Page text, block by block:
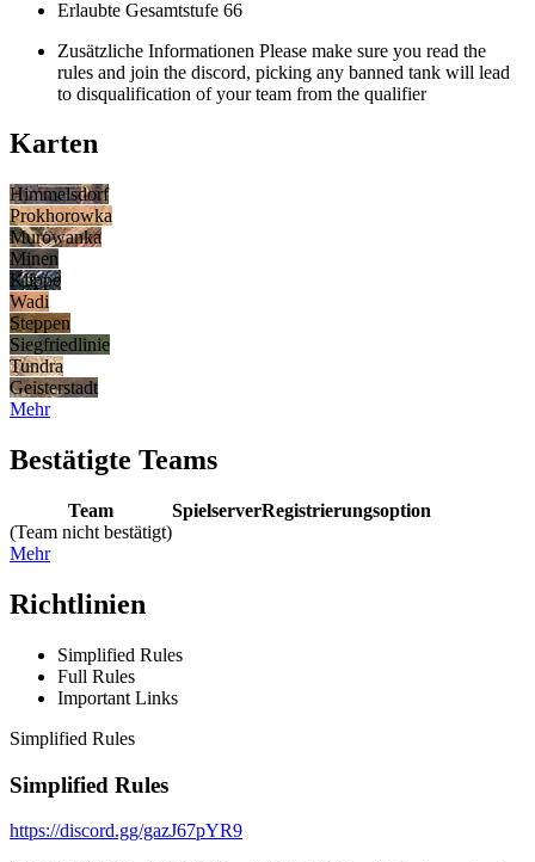
Erlaubte Gesamtstufe 66
Zusätzliche Informationen Please make sure you read the
rules and join the discord, picking any banned tank will lead
to disqualification of your team from the qualifier
Karten
Himmelsdorf
Prokhorowka
Murowanka
Minen
Klippe
Wadi
Steppen
Siegfriedlinie
Tundra
Geisterstadt
Mehr
Bestätigte Teams
Team SpielserverRegistrierungsoption
(Team nicht bestätigt)
Mehr
Richtlinien
Simplified Rules
Full Rules
Important Links
Simplified Rules
Simplified Rules
https://discord.gg/gazJ67pYR9